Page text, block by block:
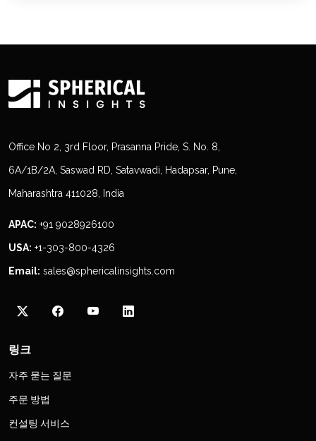
Office No 2, 3rd Floor, Prasanna Pride, S. No. 8,
6A/1B/2A, Saswad RD, Satavwadi, Hadapsar, Pune,
Maharashtra 411028, India
APAC: +91 9028926100
USA: +1-303-800-4326
Email: sales@sphericalinsights.com
링크
자주 묻는 질문
주문 방법
컨설팅 서비스